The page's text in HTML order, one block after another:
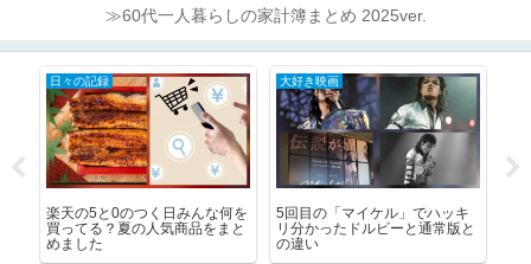
≫60代一人暮らしの家計簿まとめ 2025ver.
日々の記録
楽天の5と0のつく日みんな何を
買ってる？夏の人気商品をまと
めました
大好き映画
5回目の「マイケル」でハッキ
リ分かったドルビーと通常版と
の違い